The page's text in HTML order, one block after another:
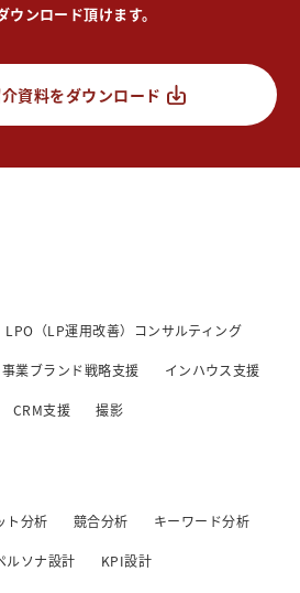
ウンロード頂けます。
資料をダウンロード
LPO（LP運用改善）コンサルティング
事業ブランド戦略支援 インハウス支援
CRM支援 撮影
ト分析 競合分析 キーワード分析
ルソナ設計 KPI設計